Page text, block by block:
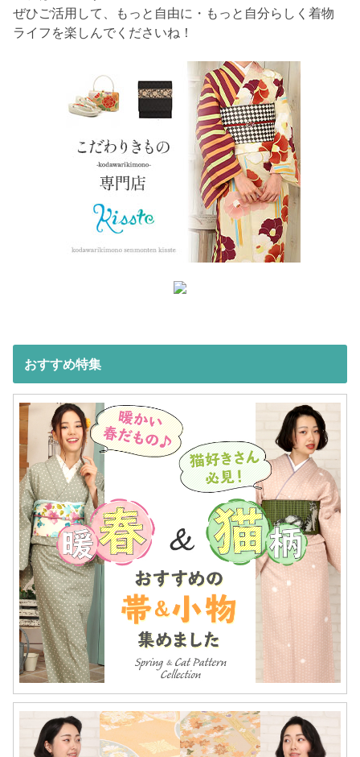
ぜひご活用して、もっと自由に・もっと自分らしく着物
ライフを楽しんでくださいね！
おすすめ特集